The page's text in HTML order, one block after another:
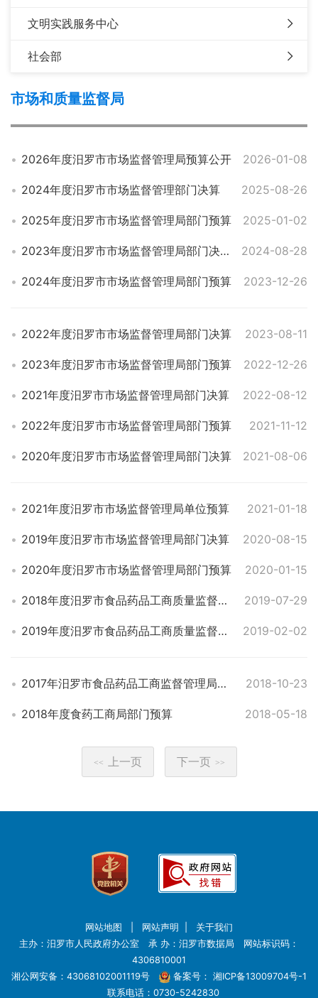
文明实践服务中心
社会部
市场和质量监督局
2026年度汨罗市市场监督管理局预算公开 2026-01-08
2024年度汨罗市市场监督管理部门决算 2025-08-26
2025年度汨罗市市场监督管理局部门预算 2025-01-02
2023年度汨罗市市场监督管理局部门决算 2024-08-28
2024年度汨罗市市场监督管理局部门预算 2023-12-26
2022年度汨罗市市场监督管理局部门决算 2023-08-11
2023年度汨罗市市场监督管理局部门预算 2022-12-26
2021年度汨罗市市场监督管理局部门决算 2022-08-12
2022年度汨罗市市场监督管理局部门预算 2021-11-12
2020年度汨罗市市场监督管理局部门决算 2021-08-06
2021年度汨罗市市场监督管理局单位预算 2021-01-18
2019年度汨罗市市场监督管理局部门决算 2020-08-15
2020年度汨罗市市场监督管理局部门预算 2020-01-15
2018年度汨罗市食品药品工商质量监督管理局部门决算 2019-07-29
2019年度汨罗市食品药品工商质量监督管理局部门预算 2019-02-02
2017年汨罗市食品药品工商监督管理局部门决算 2018-10-23
2018年度食药工商局部门预算 2018-05-18
<< 上一页 下一页 >>
网站地图 网站声明
关于我们
主办：汨罗市人民政府办公室 承 办：汨罗市数据局 网站标识码：
4306810001
湘公网安备：43068102001119号
备案号： 湘ICP备13009704号-1
联系电话：0730-5242830